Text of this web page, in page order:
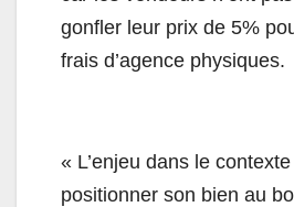
gonfler leur prix de 5%
frais d’agence physiques.
« L’enjeu dans le
positionner son bien au